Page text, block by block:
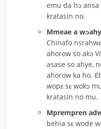
emu da hɔ
kratasin no.
Mmeae a
Chinafo
ahorow so akɔ
asase so ahye,
ahorow ka ho.
wopɛ sɛ wokɔ
kratasin no mu.
Mprempren
behia sɛ wode